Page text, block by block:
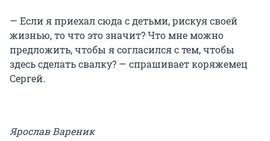
— Если я приехал сюда с детьми, рискуя своей
жизнью, то что это значит? Что мне можно
предложить, чтобы я согласился с тем, чтобы
здесь сделать свалку? — спрашивает коряжемец
Сергей.
Ярослав Вареник